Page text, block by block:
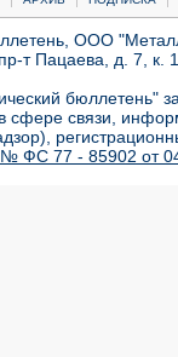
ООО
т Пацаева, д. 7,
бюллетень"
сфере связи,
ФС 77 - 85902 от 04